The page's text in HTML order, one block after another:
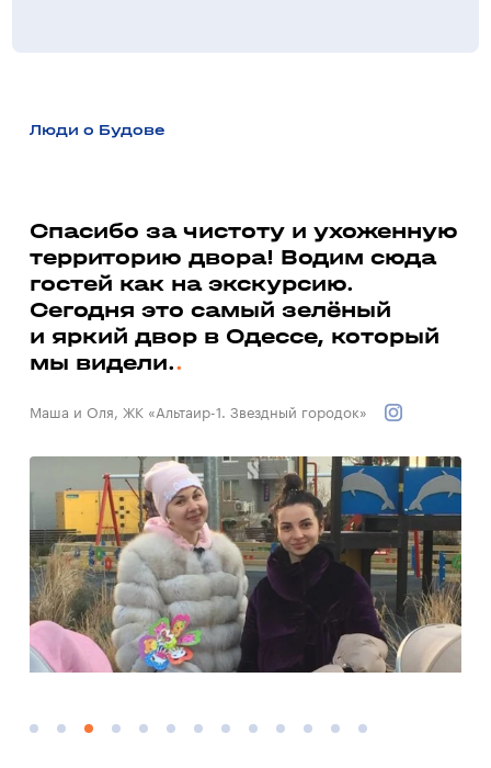
Люди о Будове
Спасибо за чистоту и ухоженную
территорию двора! Водим сюда
гостей как на экскурсию.
Сегодня это самый зелёный
и яркий двор в Одессе, который
мы видели.
Маша и Оля, ЖК «Альтаир-1. Звездный городок»